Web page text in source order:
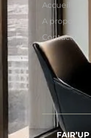
Accueil
A propos
Contact
FAIR’UP